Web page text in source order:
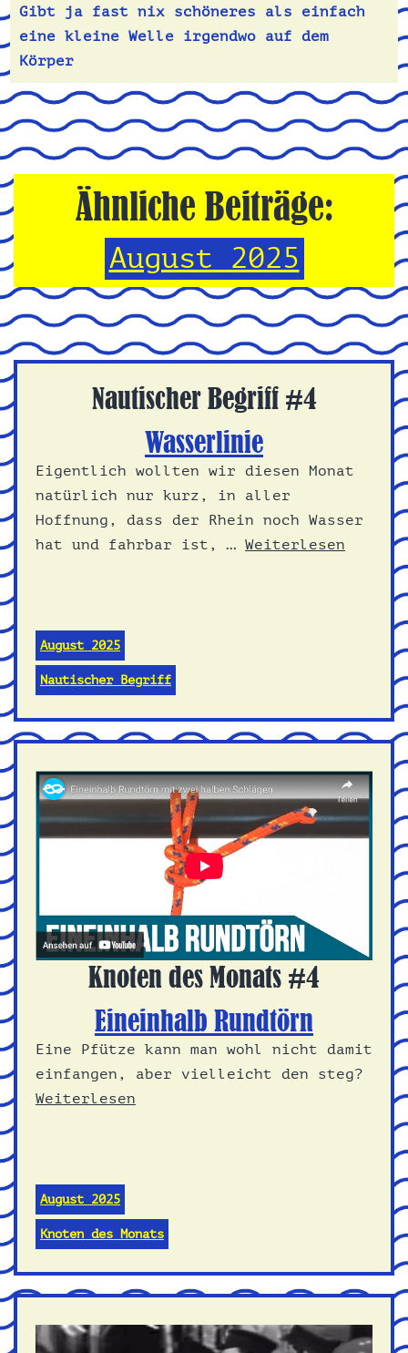
Gibt ja fast nix schöneres als einfach
eine kleine Welle irgendwo auf dem
Körper
Ähnliche Beiträge:
August 2025
Nautischer Begriff #4
Wasserlinie
Eigentlich wollten wir diesen Monat
natürlich nur kurz, in aller
Hoffnung, dass der Rhein noch Wasser
hat und fahrbar ist, … Weiterlesen
August 2025
Nautischer Begriff
Knoten des Monats #4
Eineinhalb Rundtörn
Eine Pfütze kann man wohl nicht damit
einfangen, aber vielleicht den steg?
Weiterlesen
August 2025
Knoten des Monats